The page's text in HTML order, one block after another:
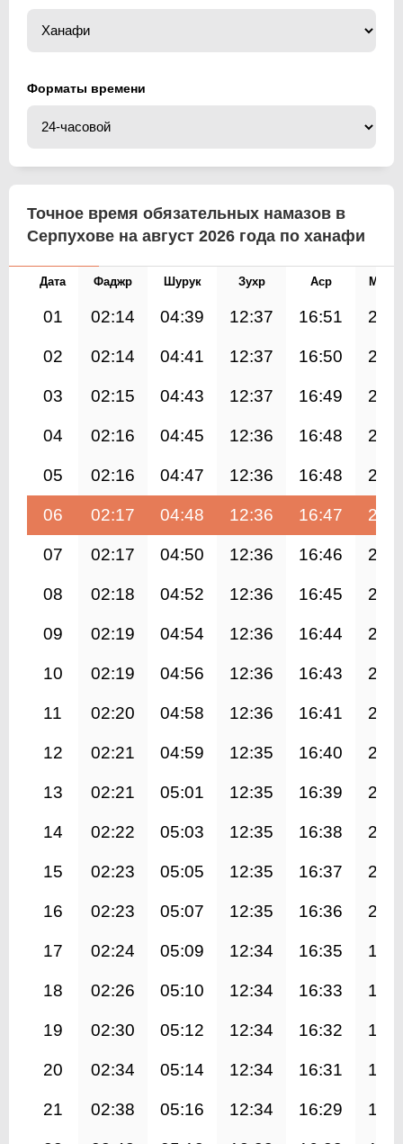
Форматы времени
Точное время обязательных намазов в
Серпухове на август 2026 года по ханафи
Дата Фаджр Шурук Зухр Аср
01 02:14 04:39 12:37 16:51
02 02:14 04:41 12:37 16:50
03 02:15 04:43 12:37 16:49
04 02:16 04:45 12:36 16:48
05 02:16 04:47 12:36 16:48
06 02:17 04:48 12:36 16:47
07 02:17 04:50 12:36 16:46
08 02:18 04:52 12:36 16:45
09 02:19 04:54 12:36 16:44
10 02:19 04:56 12:36 16:43
11 02:20 04:58 12:36 16:41
12 02:21 04:59 12:35 16:40
13 02:21 05:01 12:35 16:39
14 02:22 05:03 12:35 16:38
15 02:23 05:05 12:35 16:37
16 02:23 05:07 12:35 16:36
17 02:24 05:09 12:34 16:35
18 02:26 05:10 12:34 16:33
19 02:30 05:12 12:34 16:32
20 02:34 05:14 12:34 16:31
21 02:38 05:16 12:34 16:29